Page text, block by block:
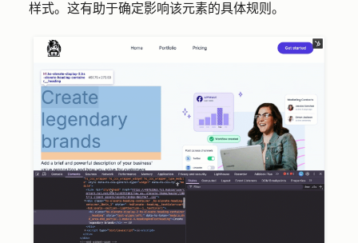
样式。这有助于确定影响该元素的具体规则。